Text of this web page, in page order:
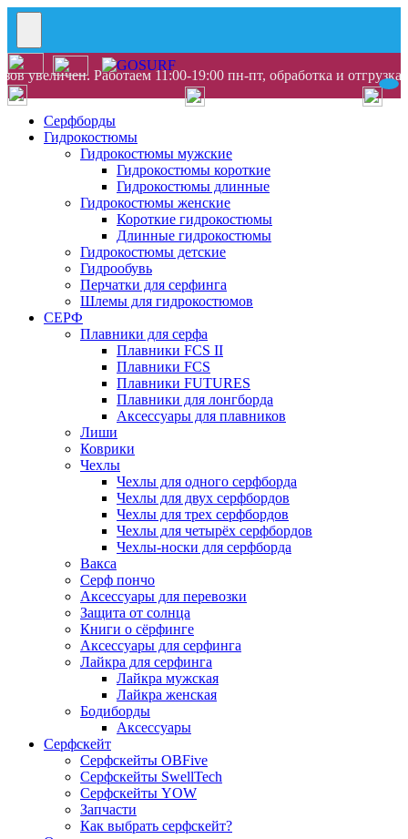
увеличен. Работаем 11:00-19:00 пн-пт, обработка и
Серфборды
Гидрокостюмы
Гидрокостюмы мужские
Гидрокостюмы короткие
Гидрокостюмы длинные
Гидрокостюмы женские
Короткие гидрокостюмы
Длинные гидрокостюмы
Гидрокостюмы детские
Гидрообувь
Перчатки для серфинга
Шлемы для гидрокостюмов
СЕРФ
Плавники для серфа
Плавники FCS II
Плавники FCS
Плавники FUTURES
Плавники для лонгборда
Аксессуары для плавников
Лиши
Коврики
Чехлы
Чехлы для одного серфборда
Чехлы для двух серфбордов
Чехлы для трех серфбордов
Чехлы для четырёх серфбордов
Чехлы-носки для серфборда
Вакса
Серф пончо
Аксессуары для перевозки
Защита от солнца
Книги о сёрфинге
Аксессуары для серфинга
Лайкра для серфинга
Лайкра мужская
Лайкра женская
Бодиборды
Аксессуары
Серфскейт
Серфскейты OBFive
Серфскейты SwellTech
Серфскейты YOW
Запчасти
Как выбрать серфскейт?